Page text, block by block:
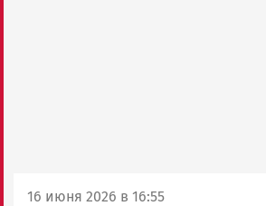
16 июня 2026 в 16:55